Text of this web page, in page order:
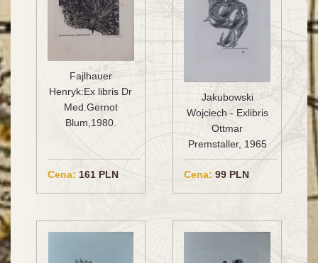
Fajlhauer
Henryk:Ex libris Dr
Med.Gernot
Blum,1980.
Cena: 161 PLN
Jakubowski
Wojciech - Exlibris
Ottmar
Premstaller, 1965
Cena: 99 PLN